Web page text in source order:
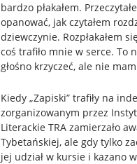
bardzo płakałem.
opanować, jak czytałem
dziewczynie. Rozpłakałem
coś trafiło mnie w serce. To
głośno krzyczeć, ale nie
Kiedy „Zapiski” trafiły na
zorganizowanym przez
Literackie TRA zamierzało
Tybetańskiej, ale gdy tylko
jej udział w kursie i kazano